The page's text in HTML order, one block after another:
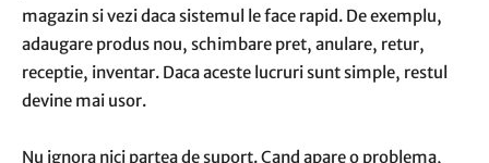
magazin si vezi daca sistemul le face rapid. De exemplu,
adaugare produs nou, schimbare pret, anulare, retur,
receptie, inventar. Daca aceste lucruri sunt simple, restul
devine mai usor.
Nu ignora nici partea de suport. Cand apare o problema,